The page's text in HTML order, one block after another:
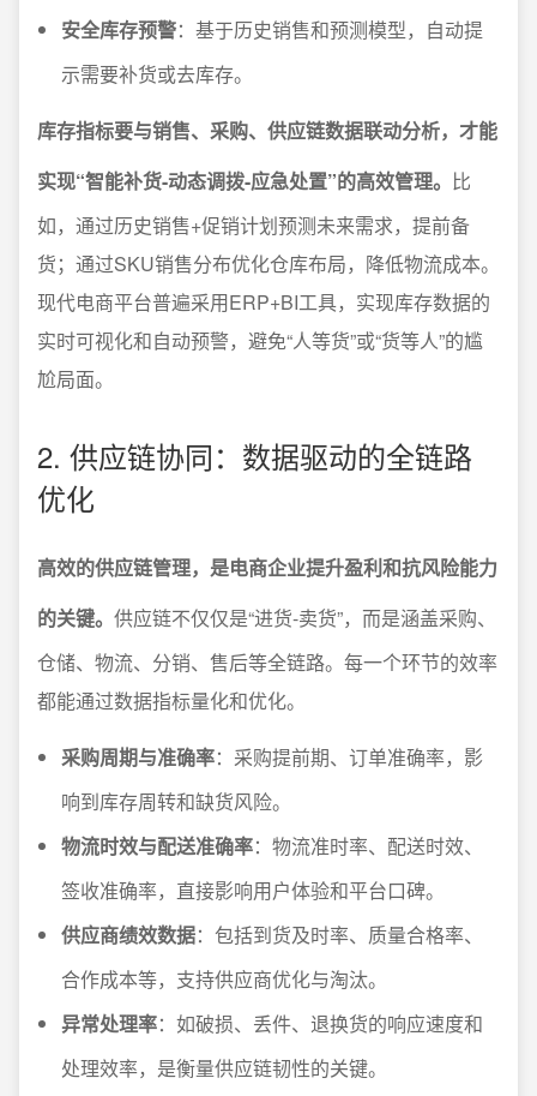
安全库存预警：基于历史销售和预测模型，自动提
示需要补货或去库存。
库存指标要与销售、采购、供应链数据联动分析，才能
实现“智能补货-动态调拨-应急处置”的高效管理。 比
如，通过历史销售+促销计划预测未来需求，提前备
货；通过SKU销售分布优化仓库布局，降低物流成本。
现代电商平台普遍采用ERP+BI工具，实现库存数据的
实时可视化和自动预警，避免“人等货”或“货等人”的尴
尬局面。
2. 供应链协同：数据驱动的全链路
优化
高效的供应链管理，是电商企业提升盈利和抗风险能力
的关键。 供应链不仅仅是“进货-卖货”，而是涵盖采购、
仓储、物流、分销、售后等全链路。每一个环节的效率
都能通过数据指标量化和优化。
采购周期与准确率：采购提前期、订单准确率，影
响到库存周转和缺货风险。
物流时效与配送准确率：物流准时率、配送时效、
签收准确率，直接影响用户体验和平台口碑。
供应商绩效数据：包括到货及时率、质量合格率、
合作成本等，支持供应商优化与淘汰。
异常处理率：如破损、丢件、退换货的响应速度和
处理效率，是衡量供应链韧性的关键。